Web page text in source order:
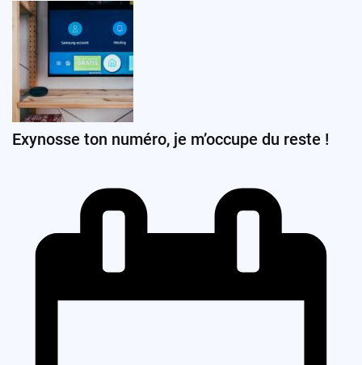
Exynosse ton numéro, je m’occupe du reste !